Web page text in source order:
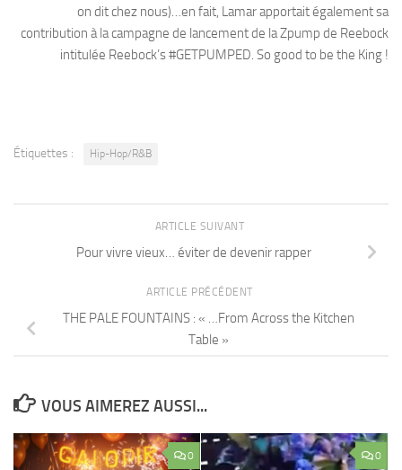
on dit chez nous)…en fait, Lamar apportait également sa
contribution à la campagne de lancement de la Zpump de Reebock
intitulée Reebock’s #GETPUMPED. So good to be the King !
Étiquettes : Hip-Hop/R&B
ARTICLE SUIVANT
Pour vivre vieux… éviter de devenir rapper
ARTICLE PRÉCÉDENT
THE PALE FOUNTAINS : « …From Across the Kitchen
Table »
VOUS AIMEREZ AUSSI...
0 0